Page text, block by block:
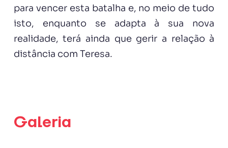
para vencer esta batalha e, no meio de tudo
isto, enquanto se adapta à sua nova
realidade, terá ainda que gerir a relação à
distância com Teresa.
Galeria